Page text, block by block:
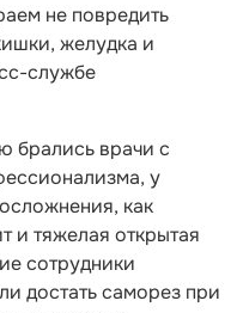
не повредить
желудка и
службе
брались врачи с
у
как
и тяжелая открытая
сотрудники
достать саморез при